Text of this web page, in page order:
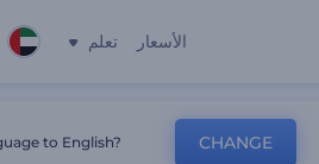
الأسعار تعلم
to English? CHANGE